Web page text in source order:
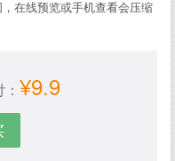
在线预览或手机查看会压缩
¥9.9